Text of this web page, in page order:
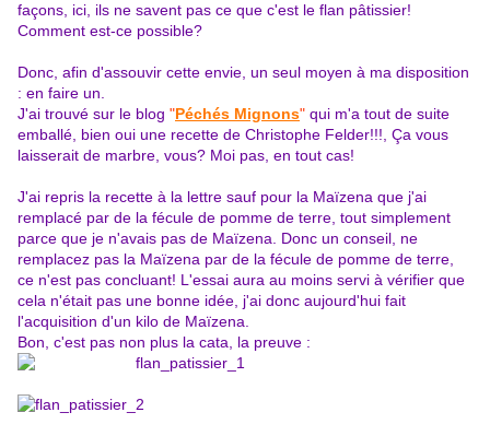
façons, ici, ils ne savent pas ce que c'est le flan pâtissier!
Comment est-ce possible?
Donc, afin d'assouvir cette envie, un seul moyen à ma disposition
: en faire un.
J'ai trouvé sur le blog "Péchés Mignons" qui m'a tout de suite
emballé, bien oui une recette de Christophe Felder!!!, Ça vous
laisserait de marbre, vous? Moi pas, en tout cas!
J'ai repris la recette à la lettre sauf pour la Maïzena que j'ai
remplacé par de la fécule de pomme de terre, tout simplement
parce que je n'avais pas de Maïzena. Donc un conseil, ne
remplacez pas la Maïzena par de la fécule de pomme de terre,
ce n'est pas concluant! L'essai aura au moins servi à vérifier que
cela n'était pas une bonne idée, j'ai donc aujourd'hui fait
l'acquisition d'un kilo de Maïzena.
Bon, c'est pas non plus la cata, la preuve :